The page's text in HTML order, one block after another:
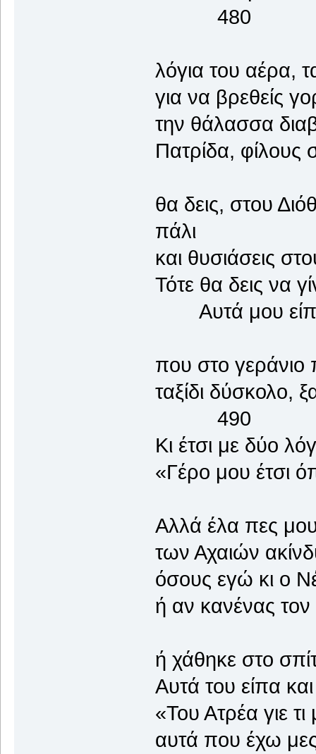
480
λόγια του αέρα,
για να βρεθείς
την θάλασσα
Πατρίδα, φίλους
θα δεις, στου
πάλι
και θυσιάσεις
Τότε θα δεις να
Αυτά μου είπε
που στο γεράνιο
ταξίδι
490
Κι έτσι με δύο
«Γέρο μου έτσι
Αλλά έλα πες
των Αχαιών
όσους εγώ κι ο
ή αν κανένας
ή χάθηκε στο
Αυτά του είπα
«Του Ατρέα γιε
αυτά που έχω